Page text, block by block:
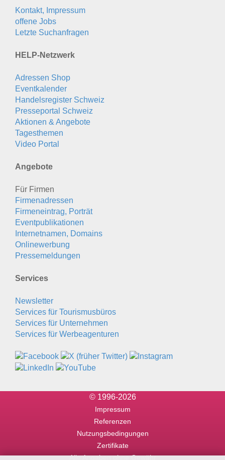
Kontakt, Impressum
offene Jobs
Letzte Suchanfragen
HELP-Netzwerk
Adressen Shop
Eventkalender
Handelsregister Schweiz
Presseportal Schweiz
Aktionen & Angebote
Tagesthemen
Video Portal
Angebote
Für Firmen
Firmenadressen
Firmeneintrag, Porträt
Eventpublikationen
Internetnamen, Domains
Onlinewerbung
Pressemeldungen
Services
Newsletter
Services für Tourismusbüros
Services für Unternehmen
Services für Werbeagenturen
© 1996-2026
Impressum
Referenzen
Nutzungsbedingungen
Zertifikate
Alle Angaben ohne Gewähr